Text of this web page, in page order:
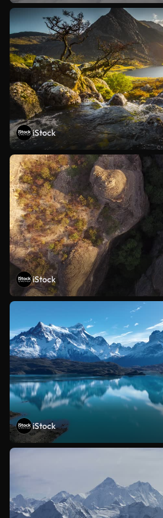
iStock
iStock
iStock